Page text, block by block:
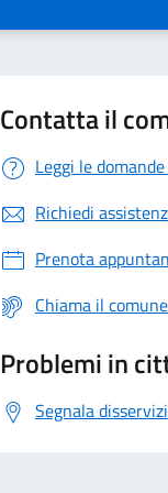
I
Contatta il
Leggi le
Richiedi
Prenota
Chiama il
Problemi in
Segnala